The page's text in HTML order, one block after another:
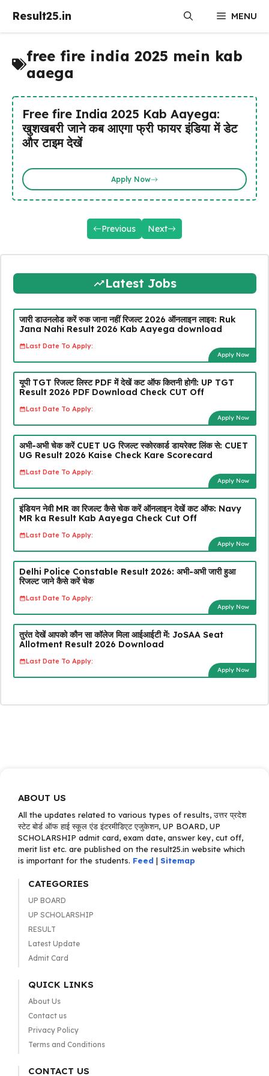
Result25.in MENU
free fire india 2025 mein kab
aaega
Free fire India 2025 Kab Aayega:
खुशखबरी जाने कब आएगा फ्री फायर इंडिया में डेट
और टाइम देखें
Apply Now
Previous Next
Latest Jobs
जारी डाउनलोड करें रुक जाना नहीं रिजल्ट 2026 ऑनलाइन लाइव: Ruk
Jana Nahi Result 2026 Kab Aayega download
Last Date To Apply:
Apply Now
यूपी TGT रिजल्ट लिस्ट PDF में देखें कट ऑफ कितनी होगी: UP TGT
Result 2026 PDF Download Check CUT Off
Last Date To Apply:
Apply Now
अभी-अभी चेक करें CUET UG रिजल्ट स्कोरकार्ड डायरेक्ट लिंक से: CUET
UG Result 2026 Kaise Check Kare Scorecard
Last Date To Apply:
Apply Now
इंडियन नेवी MR का रिजल्ट कैसे चेक करें ऑनलाइन देखें कट ऑफ: Navy
MR ka Result Kab Aayega Check Cut Off
Last Date To Apply:
Apply Now
Delhi Police Constable Result 2026: अभी-अभी जारी हुआ
रिजल्ट जाने कैसे करें चेक
Last Date To Apply:
Apply Now
तुरंत देखें आपको कौन सा कॉलेज मिला आईआईटी में: JoSAA Seat
Allotment Result 2026 Download
Last Date To Apply:
Apply Now
ABOUT US
All the updates related to various types of results, उत्तर प्रदेश
स्टेट बोर्ड ऑफ हाई स्कूल एंड इंटरमीडिएट एजुकेशन, UP BOARD, UP
SCHOLARSHIP admit card, exam date, answer key, cut off,
merit list etc. are published on the result25.in website which
is important for the students. Feed | Sitemap
CATEGORIES
UP BOARD
UP SCHOLARSHIP
RESULT
Latest Update
Admit Card
QUICK LINKS
About Us
Contact us
Privacy Policy
Terms and Conditions
CONTACT US